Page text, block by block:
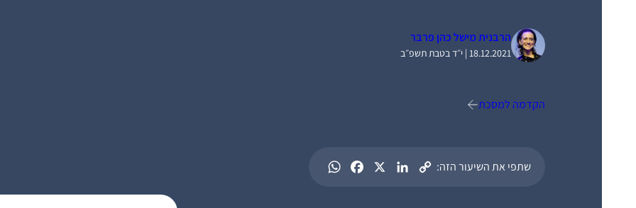
הרבנית מישל כהן פרבר
18.12.2021 | י״ד בטבת תשפ״ב
הקדמה למסכת
שתפי את השיעור הזה: